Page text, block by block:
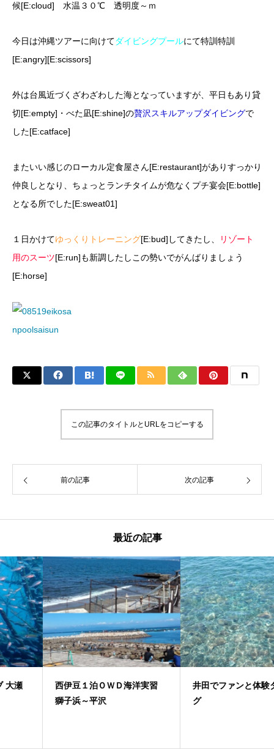
候[E:cloud] 水温３０℃ 透明度～ｍ
今日は沖縄ツアーに向けてダイビングプールにて特訓特訓
[E:angry][E:scissors]
外は台風近づくざわざわした海となっていますが、平日もあり貸
切[E:empty]・べた凪[E:shine]の贅沢スキルアップダイビングで
した[E:catface]
またいい感じのローカル定食屋さん[E:restaurant]がありすっかり
仲良しとなり、ちょっとランチタイムが危なくプチ宴会[E:bottle]
となる所でした[E:sweat01]
１日かけてゆっくりトレーニング[E:bud]してきたし、
リゾート
用のスーツ[E:run]も新調したしこの勢いでがんばりましょう
[E:horse]
この記事のタイトルとURLをコピーする
前の記事 次の記事
最近の記事
西伊豆１泊ＯＷＤ海洋実習
獅子浜～平沢
井田でファンと体験ダイビン